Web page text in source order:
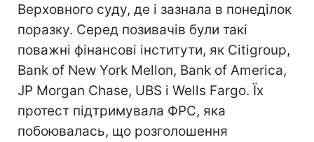
Верховного суду, де і зазнала в понеділок
поразку. Серед позивачів були такі
поважні фінансові інститути, як Citigroup,
Bank of New York Mellon, Bank of America,
JP Morgan Chase, UBS і Wells Fargo. Їх
протест підтримувала ФРС, яка
побоювалась, що розголошення